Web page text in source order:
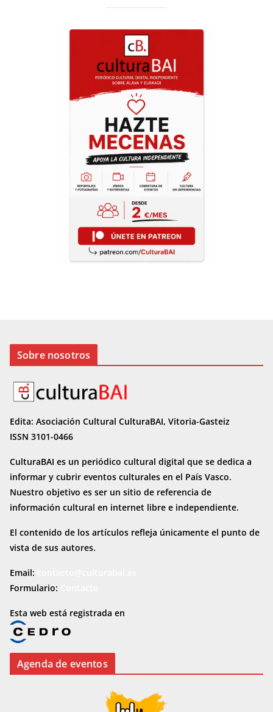
Sobre nosotros
Edita: Asociación Cultural CulturaBAI, Vitoria-Gasteiz
ISSN 3101-0466
CulturaBAI es un periódico cultural digital que se dedica a
informar y cubrir eventos culturales en el País Vasco.
Nuestro objetivo es ser un sitio de referencia de
información cultural en internet libre e independiente.
El contenido de los artículos refleja únicamente el punto de
vista de sus autores.
Email:
Formulario:
Esta web está registrada en
Agenda de eventos